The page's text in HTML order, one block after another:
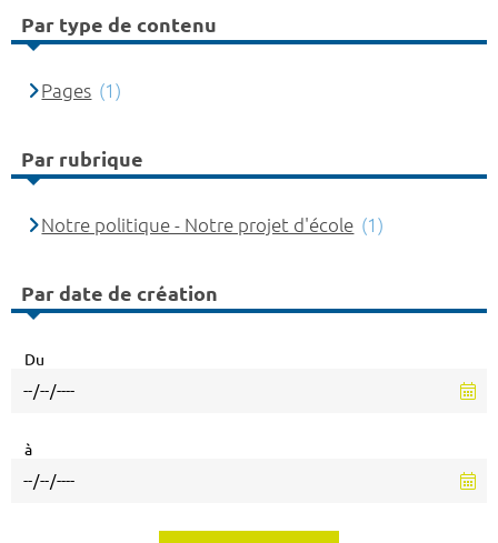
Par type de contenu
Pages (1)
Par rubrique
Notre politique - Notre projet d'école (1)
Par date de création
Du
à